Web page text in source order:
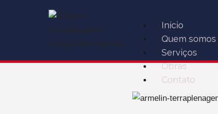
Início
Quem somos
Serviços
Obras
Contato